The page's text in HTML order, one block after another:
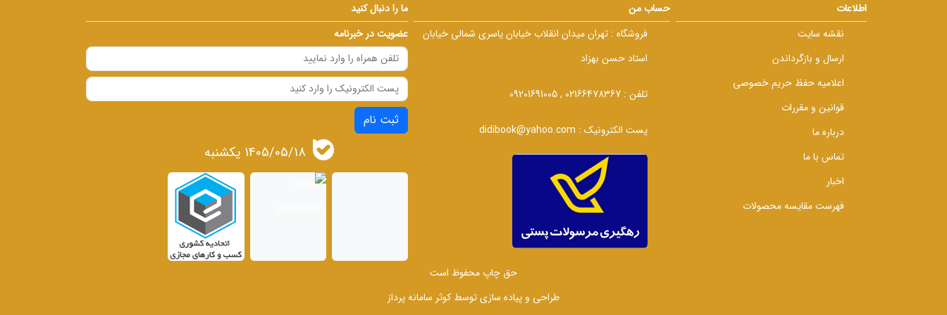
اطلاعات
نقشه سایت
ارسال و بازگرداندن
اعلامیه حفظ حریم خصوصی
قوانین و مقررات
درباره ما
تماس با ما
اخبار
فهرست مقایسه محصولات
حساب من
فروشگاه : تهران میدان انقلاب خیابان یاسری شمالی خیابان
استاد حسن بهزاد
تلفن : 02166478367 , 09201691005
پست الکترونیک : didibook@yahoo.com
ما را دنبال کنید
عضویت در خبرنامه
ثبت نام
1405/05/18 يكشنبه
حق چاپ محفوظ است
طراحی و پیاده سازی توسط کوثر سامانه پرداز